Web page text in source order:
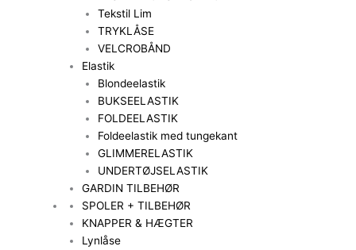
Tekstil Lim
TRYKLÅSE
VELCROBÅND
Elastik
Blondeelastik
BUKSEELASTIK
FOLDEELASTIK
Foldeelastik med tungekant
GLIMMERELASTIK
UNDERTØJSELASTIK
GARDIN TILBEHØR
SPOLER + TILBEHØR
KNAPPER & HÆGTER
Lynlåse